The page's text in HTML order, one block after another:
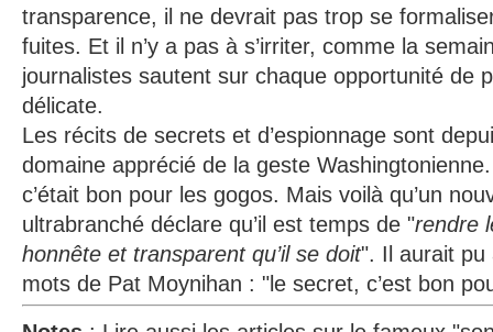
transparence, il ne devrait pas trop se
fuites. Et il n’y a pas à s’irriter, comme la
journalistes sautent sur chaque opportunité de
délicate.
Les récits de secrets et d’espionnage sont
domaine apprécié de la geste
c’était bon pour les gogos. Mais voilà qu’un
ultrabranché déclare qu’il est temps de "rendre
honnête et transparent qu’il se doit". Il aurait pu
mots de Pat Moynihan : "le secret, c’est bon